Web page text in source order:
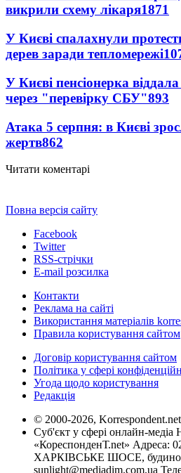
викрили схему лікаря1871
У Києві спалахнули
дерев заради тепломережі
У Києві пенсіонерка
через "перевірку СБУ"893
Атака 5 серпня: в Києві
жертв862
Читати коментарі
Повна версія сайту
Facebook
Twitter
RSS-стрічки
E-mail розсилка
Контакти
Реклама на сайті
Використання матеріалів
Правила користування сайтом
Договір користування сайтом
Політика у сфері
Угода щодо користування
Редакція
© 2000-2026, Korrespondent.net
Суб'єкт у сфері онлайн-медіа
«КореспонденТ.net» Адреса:
ХАРКІВСЬКЕ ШОСЕ, будинок
sunlight@mediadim.com.ua